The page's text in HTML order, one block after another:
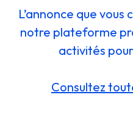
L’annonce que
notre plateforme
activités
Consultez